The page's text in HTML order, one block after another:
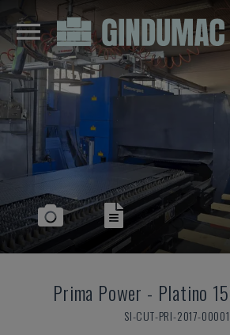
Prima Power - Platino
SI-CUT-PRI-2017-00001